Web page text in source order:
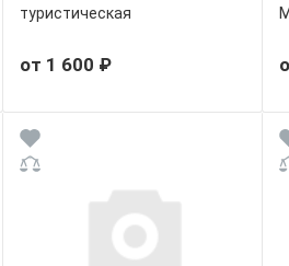
туристическая
от 1 600 ₽